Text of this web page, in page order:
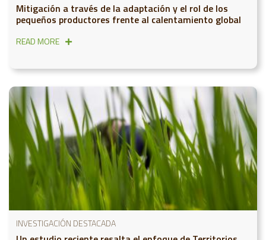
Mitigación a través de la adaptación y el rol de los
pequeños productores frente al calentamiento global
READ MORE
INVESTIGACIÓN DESTACADA